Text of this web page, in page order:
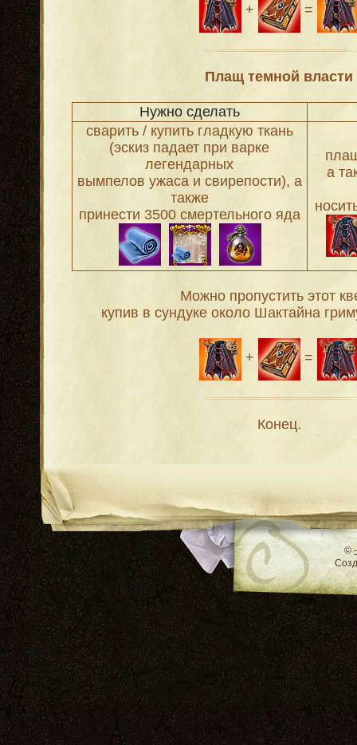
+ =
Плащ темной власти
Нужно сделать
сварить / купить гладкую ткань
(эскиз падает при варке
легендарных
вымпелов ужаса и свирепости), а
также
принести 3500 смертельного яда
а
Можно пропустить этот
купив в сундуке около Шактайна
+ =
Конец.
©
RSS